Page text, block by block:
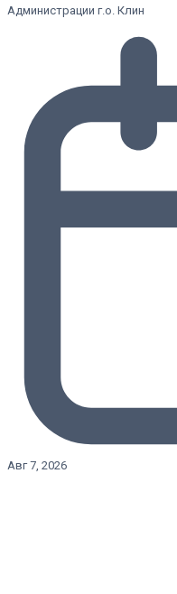
Администрации г.о. Клин
Авг 7, 2026